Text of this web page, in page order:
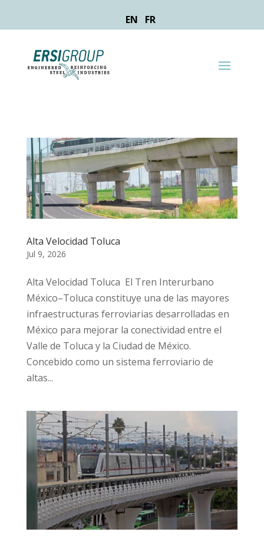
EN FR
Alta Velocidad Toluca
Jul 9, 2026
Alta Velocidad Toluca El Tren Interurbano
México–Toluca constituye una de las mayores
infraestructuras ferroviarias desarrolladas en
México para mejorar la conectividad entre el
Valle de Toluca y la Ciudad de México.
Concebido como un sistema ferroviario de
altas...